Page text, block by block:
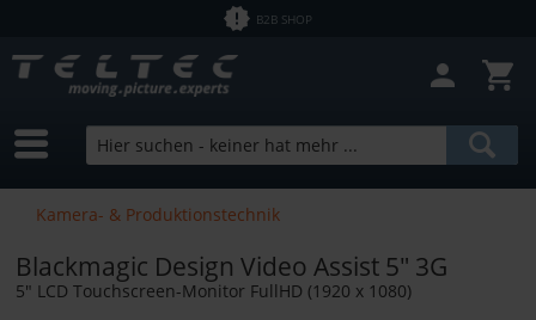
B2B SHOP
Kamera- & Produktionstechnik
Blackmagic Design Video Assist 5" 3G
5" LCD Touchscreen-Monitor FullHD (1920 x 1080)
Sofort lieferbar
Hersteller
von0,01 € bis246892,00 €
Bundle Products